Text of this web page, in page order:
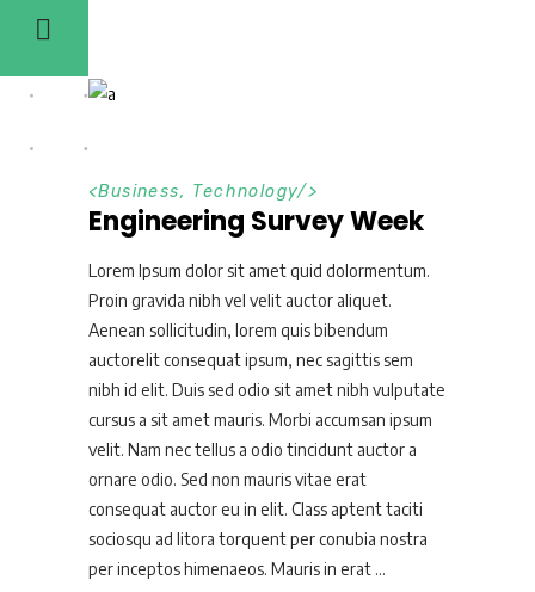
<Business, Technology/>
Engineering Survey Week
Lorem Ipsum dolor sit amet quid dolormentum.
Proin gravida nibh vel velit auctor aliquet.
Aenean sollicitudin, lorem quis bibendum
auctorelit consequat ipsum, nec sagittis sem
nibh id elit. Duis sed odio sit amet nibh vulputate
cursus a sit amet mauris. Morbi accumsan ipsum
velit. Nam nec tellus a odio tincidunt auctor a
ornare odio. Sed non mauris vitae erat
consequat auctor eu in elit. Class aptent taciti
sociosqu ad litora torquent per conubia nostra
per inceptos himenaeos. Mauris in erat